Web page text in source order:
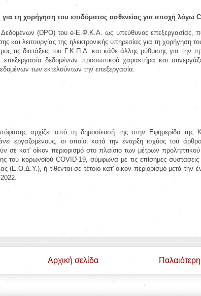
τη χορήγηση του επιδόματος ασθενείας για αποχή λόγω
(DPO) του e-Ε.Φ.Κ.Α. ως υπεύθυνος επεξεργασίας,
και λειτουργίας της ηλεκτρονικής υπηρεσίας για τη χορήγηση
τις διατάξεις του Γ.Κ.Π.Δ. και κάθε άλλης ρύθμισης για την
δεδομένων προσωπικού χαρακτήρα και
των εκτελούντων την επεξεργασία.
αρχίζει από τη δημοσίευσή της στην Εφημερίδα της
εργαζομένους, οι οποίοι κατά την έναρξη ισχύος του
σε κατ' οίκον περιορισμό στο πλαίσιο των μέτρων
του κορωνοϊού COVID-19, σύμφωνα με τις επίσημες
(Ε.Ο.Δ.Υ.), ή τίθενται σε τέτοιο κατ' οίκον περιορισμό μετά την
Αρχική σελίδα